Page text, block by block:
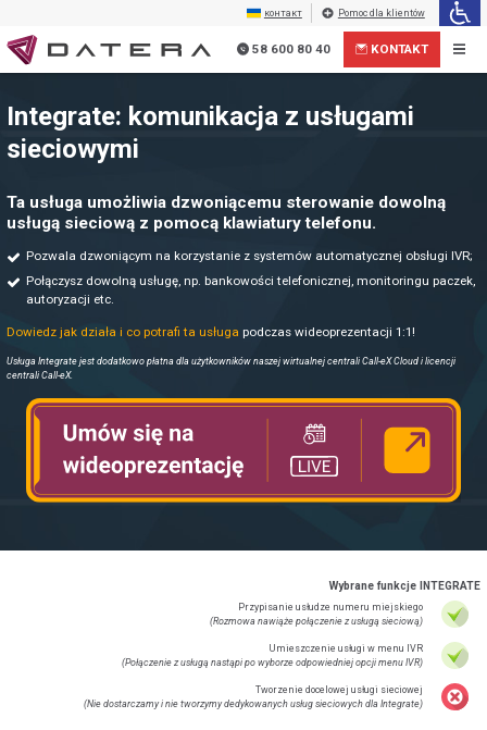
контакт Pomoc dla klientów
58 600 80 40 KONTAKT
Integrate: komunikacja z usługami
sieciowymi
Ta usługa umożliwia dzwoniącemu sterowanie dowolną
usługą sieciową z pomocą klawiatury telefonu.
Pozwala dzwoniącym na korzystanie z systemów automatycznej obsługi IVR;
Połączysz dowolną usługę, np. bankowości telefonicznej, monitoringu paczek,
autoryzacji etc.
Dowiedz jak działa i co potrafi ta usługa podczas wideoprezentacji 1:1!
Usługa Integrate jest dodatkowo płatna dla użytkowników naszej wirtualnej centrali Call-eX Cloud i licencji
centrali Call-eX.
Wybrane funkcje INTEGRATE
Przypisanie usłudze numeru miejskiego
(Rozmowa nawiąże połączenie z usługą sieciową)
Umieszczenie usługi w menu IVR
(Połączenie z usługą nastąpi po wyborze odpowiedniej opcji menu IVR)
Tworzenie docelowej usługi sieciowej
(Nie dostarczamy i nie tworzymy dedykowanych usług sieciowych dla Integrate)